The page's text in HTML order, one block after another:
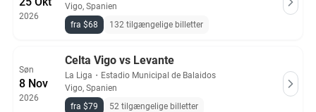
2026
Vigo, Spanien
fra $68
132 tilgængelige billetter
Søn
8 Nov
2026
Celta Vigo vs Levante
La Liga ・ Estadio Municipal de Balaidos
Vigo, Spanien
fra $79
52 tilgængelige billetter